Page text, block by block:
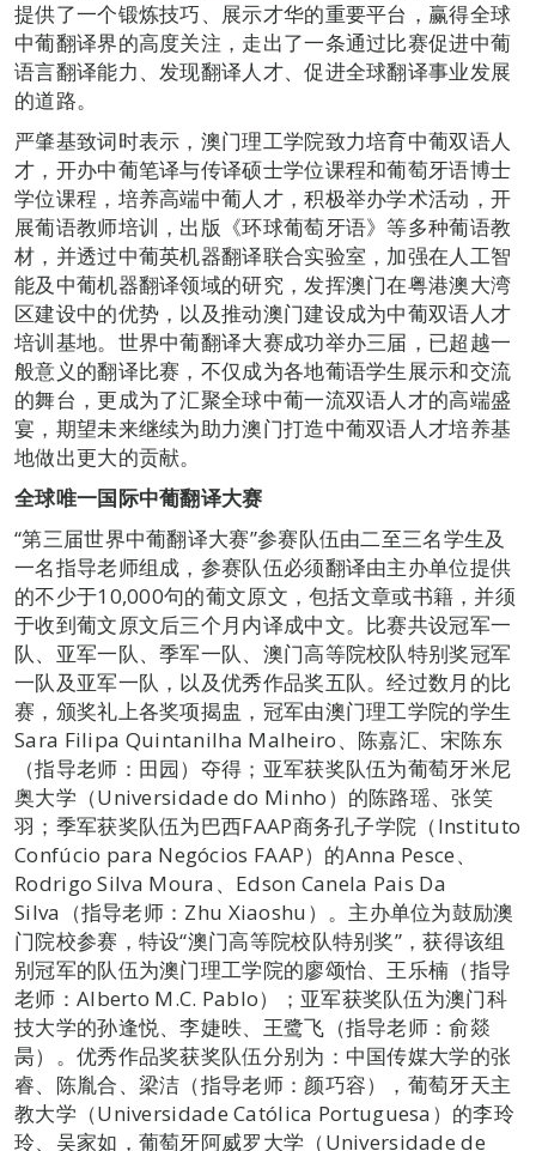
提供了一个锻炼技巧、展示才华的重要平台，赢得全球
中葡翻译界的高度关注，走出了一条通过比赛促进中葡
语言翻译能力、发现翻译人才、促进全球翻译事业发展
的道路。
严肇基致词时表示，澳门理工学院致力培育中葡双语人
才，开办中葡笔译与传译硕士学位课程和葡萄牙语博士
学位课程，培养高端中葡人才，积极举办学术活动，开
展葡语教师培训，出版《环球葡萄牙语》等多种葡语教
材，并透过中葡英机器翻译联合实验室，加强在人工智
能及中葡机器翻译领域的研究，发挥澳门在粤港澳大湾
区建设中的优势，以及推动澳门建设成为中葡双语人才
培训基地。世界中葡翻译大赛成功举办三届，已超越一
般意义的翻译比赛，不仅成为各地葡语学生展示和交流
的舞台，更成为了汇聚全球中葡一流双语人才的高端盛
宴，期望未来继续为助力澳门打造中葡双语人才培养基
地做出更大的贡献。
全球唯一国际中葡翻译大赛
“第三届世界中葡翻译大赛”参赛队伍由二至三名学生及
一名指导老师组成，参赛队伍必须翻译由主办单位提供
的不少于10,000句的葡文原文，包括文章或书籍，并须
于收到葡文原文后三个月内译成中文。比赛共设冠军一
队、亚军一队、季军一队、澳门高等院校队特别奖冠军
一队及亚军一队，以及优秀作品奖五队。经过数月的比
赛，颁奖礼上各奖项揭盅，冠军由澳门理工学院的学生
Sara Filipa Quintanilha Malheiro、陈嘉汇、宋陈东
（指导老师：田园）夺得；亚军获奖队伍为葡萄牙米尼
奥大学（Universidade do Minho）的陈路瑶、张笑
羽；季军获奖队伍为巴西FAAP商务孔子学院（Instituto
Confúcio para Negócios FAAP）的Anna Pesce、
Rodrigo Silva Moura、Edson Canela Pais Da
Silva（指导老师：Zhu Xiaoshu）。主办单位为鼓励澳
门院校参赛，特设“澳门高等院校队特别奖”，获得该组
别冠军的队伍为澳门理工学院的廖颂怡、王乐楠（指导
老师：Alberto M.C. Pablo）；亚军获奖队伍为澳门科
技大学的孙逢悦、李婕昳、王鹭飞（指导老师：俞燚
昺）。优秀作品奖获奖队伍分别为：中国传媒大学的张
睿、陈胤合、梁洁（指导老师：颜巧容），葡萄牙天主
教大学（Universidade Católica Portuguesa）的李玲
玲、吴家如，葡萄牙阿威罗大学（Universidade de